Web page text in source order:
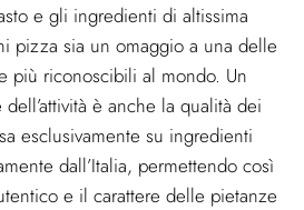
e gli ingredienti di altissima
pizza sia un omaggio a una delle
più riconoscibili al mondo. Un
è anche la qualità dei
esclusivamente su ingredienti
dall’Italia, permettendo così
e il carattere delle pietanze